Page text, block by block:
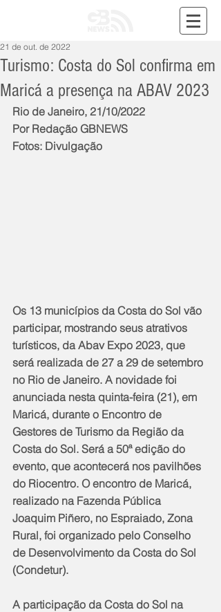
Turismo: Costa do Sol confirma em
Maricá a presença na ABAV 2023
21 de out. de 2022
Rio de Janeiro, 21/10/2022
Por Redação GBNEWS
Fotos: Divulgação
Os 13 municípios da Costa do Sol vão
participar, mostrando seus atrativos
turísticos, da Abav Expo 2023, que
será realizada de 27 a 29 de setembro
no Rio de Janeiro. A novidade foi
anunciada nesta quinta-feira (21), em
Maricá, durante o Encontro de
Gestores de Turismo da Região da
Costa do Sol. Será a 50ª edição do
evento, que acontecerá nos pavilhões
do Riocentro. O encontro de Maricá,
realizado na Fazenda Pública
Joaquim Piñero, no Espraiado, Zona
Rural, foi organizado pelo Conselho
de Desenvolvimento da Costa do Sol
(Condetur).
A participação da Costa do Sol na